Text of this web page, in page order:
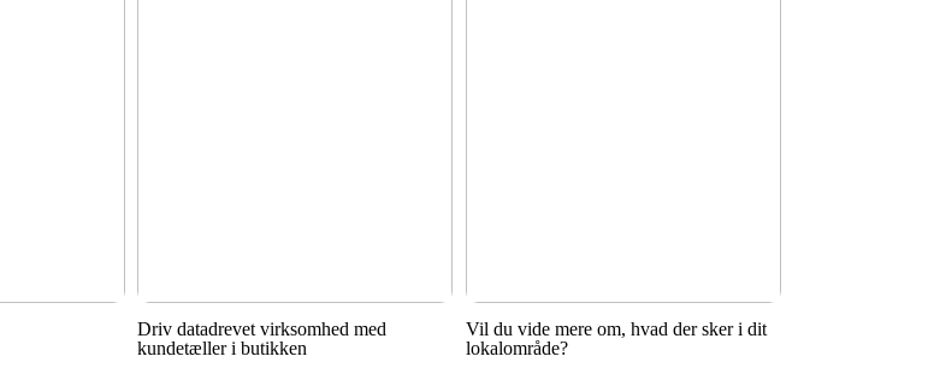
Driv datadrevet virksomhed med
kundetæller i butikken
Vil du vide mere om, hvad der sker i dit
lokalområde?